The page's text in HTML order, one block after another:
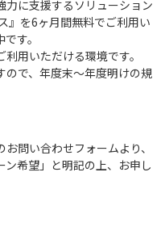
力に支援するソリューション
』を6ヶ月間無料でご利用い
す。
用いただける環境です。
ので、年度末～年度明けの規
問い合わせフォームより、
ン希望」と明記の上、お申し